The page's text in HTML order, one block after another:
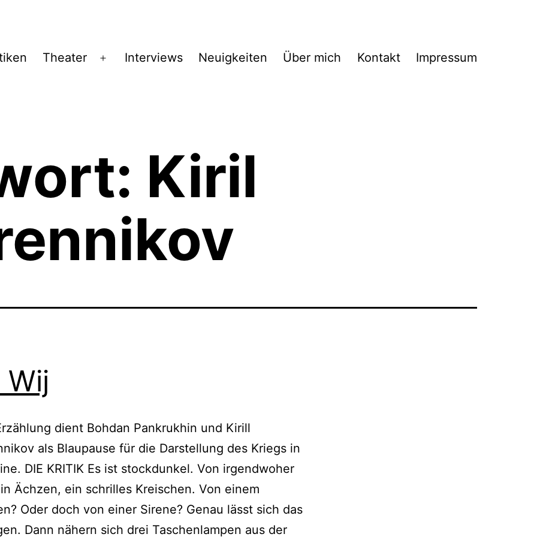
Theater
Menü
Interviews Neuigkeiten Über mich Kontakt Impressum
Kiril
Wij
dient Bohdan Pankrukhin und Kirill
als Blaupause für die Darstellung des Kriegs in
DIE KRITIK Es ist stockdunkel. Von irgendwoher
Ächzen, ein schrilles Kreischen. Von einem
Oder doch von einer Sirene? Genau lässt sich das
Dann nähern sich drei Taschenlampen aus der